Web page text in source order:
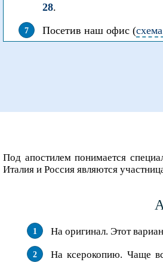
28.
Посетив наш офис (
Под апостилем понимается
Италия и Россия являются
На оригинал. Этот
На ксерокопию. Чаще